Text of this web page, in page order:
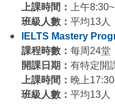
上課時間：
上午
班級人數： 平均13人
IELTS Mastery
課程時數： 每周24堂
開課日期： 有特定開
上課時間： 晚上
班級人數： 平均13人